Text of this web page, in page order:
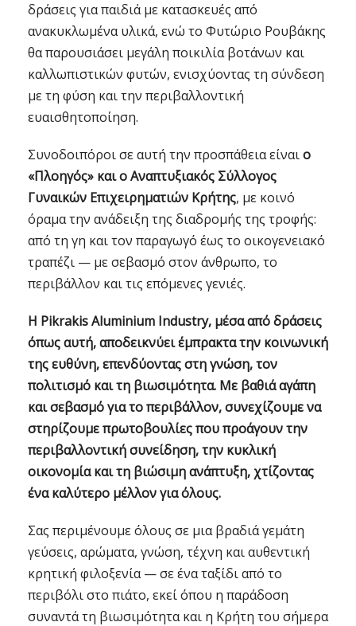
δράσεις για παιδιά με κατασκευές από
ανακυκλωμένα υλικά, ενώ το Φυτώριο Ρουβάκης
θα παρουσιάσει μεγάλη ποικιλία βοτάνων και
καλλωπιστικών φυτών, ενισχύοντας τη σύνδεση
με τη φύση και την περιβαλλοντική
ευαισθητοποίηση.
Συνοδοιπόροι σε αυτή την προσπάθεια είναιο
«Πλοηγός» και ο Αναπτυξιακός Σύλλογος
Γυναικών Επιχειρηματιών Κρήτης, με κοινό
όραμα την ανάδειξη της διαδρομής της τροφής:
από τη γη και τον παραγωγό έως το οικογενειακό
τραπέζι — με σεβασμό στον άνθρωπο, το
περιβάλλον και τις επόμενες γενιές.
Η Pikrakis Aluminium Industry, μέσα από δράσεις
όπως αυτή, αποδεικνύει έμπρακτα την κοινωνική
της ευθύνη, επενδύοντας στη γνώση, τον
πολιτισμό και τη βιωσιμότητα. Με βαθιά αγάπη
και σεβασμό για το περιβάλλον, συνεχίζουμε να
στηρίζουμε πρωτοβουλίες που προάγουν την
περιβαλλοντική συνείδηση, την κυκλική
οικονομία και τη βιώσιμη ανάπτυξη, χτίζοντας
ένα καλύτερο μέλλον για όλους.
Σας περιμένουμε όλους σε μια βραδιά γεμάτη
γεύσεις, αρώματα, γνώση, τέχνη και αυθεντική
κρητική φιλοξενία — σε ένα ταξίδι από το
περιβόλι στο πιάτο, εκεί όπου η παράδοση
συναντά τη βιωσιμότητα και η Κρήτη του σήμερα